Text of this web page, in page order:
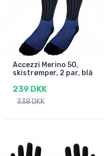
Accezzi Merino 50,
skistrømper, 2 par, blå
239 DKK
338 DKK